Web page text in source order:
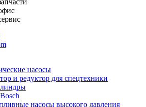
насосы
и редуктор для спецтехники
насосы высокого давления